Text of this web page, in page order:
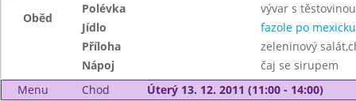
Oběd
Polévka
vývar s těstovinou
Jídlo
fazole po mexicku
Příloha
zeleninový
Nápoj
čaj se sirupem
Menu
Chod Úterý 13. 12. 2011 (11:00 - 14:00)